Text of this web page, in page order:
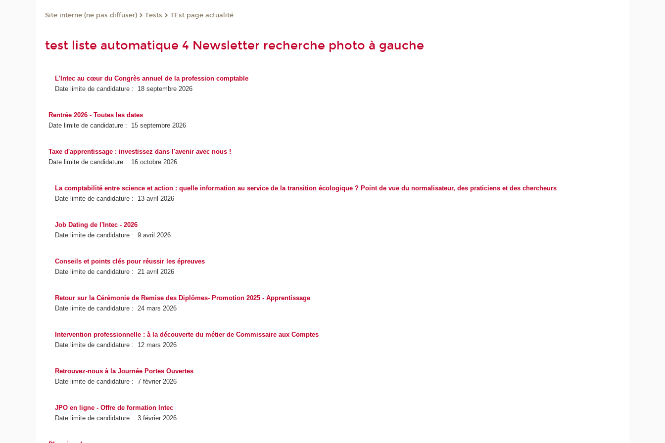
Site interne (ne pas diffuser) Tests TEst page actualité
test liste automatique 4 Newsletter recherche photo à gauche
L’Intec au cœur du Congrès annuel de la profession comptable
Date limite de candidature : 18 septembre 2026
Rentrée 2026 - Toutes les dates
Date limite de candidature : 15 septembre 2026
Taxe d'apprentissage : investissez dans l'avenir avec nous !
Date limite de candidature : 16 octobre 2026
La comptabilité entre science et action : quelle information au service de la transition écologique ? Point de vue du normalisateur, des praticiens et des chercheurs
Date limite de candidature : 13 avril 2026
Job Dating de l'Intec - 2026
Date limite de candidature : 9 avril 2026
Conseils et points clés pour réussir les épreuves
Date limite de candidature : 21 avril 2026
Retour sur la Cérémonie de Remise des Diplômes- Promotion 2025 - Apprentissage
Date limite de candidature : 24 mars 2026
Intervention professionnelle : à la découverte du métier de Commissaire aux Comptes
Date limite de candidature : 12 mars 2026
Retrouvez-nous à la Journée Portes Ouvertes
Date limite de candidature : 7 février 2026
JPO en ligne - Offre de formation Intec
Date limite de candidature : 3 février 2026